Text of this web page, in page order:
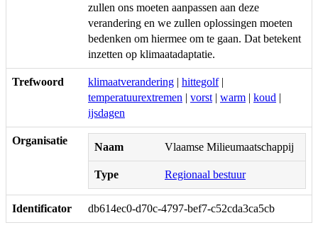
zullen ons moeten aanpassen aan deze
verandering en we zullen oplossingen moeten
bedenken om hiermee om te gaan. Dat betekent
inzetten op klimaatadaptatie.
Trefwoord klimaatverandering | hittegolf|
temperatuurextremen | vorst | warm | koud |
ijsdagen
Organisatie
Naam Vlaamse Milieumaatschappij
Type Regionaal bestuur
Identificator db614ec0-d70c-4797-bef7-c52cda3ca5cb